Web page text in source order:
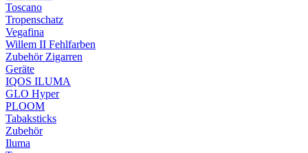
Toscano
Tropenschatz
Vegafina
Willem II Fehlfarben
Zubehör Zigarren
Geräte
IQOS ILUMA
GLO Hyper
PLOOM
Tabaksticks
Zubehör
Iluma